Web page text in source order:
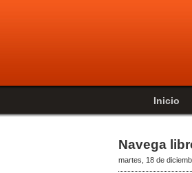
Inicio
Navega
martes, 18 de